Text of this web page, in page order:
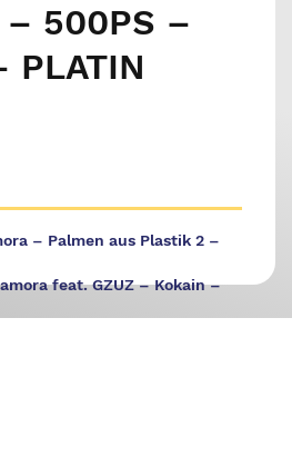
– 500PS –
PLATIN
– Palmen aus Plastik 2 –
feat. GZUZ – Kokain –